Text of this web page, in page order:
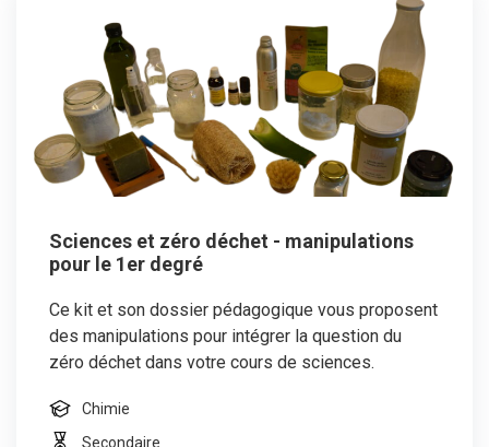
Sciences et zéro déchet - manipulations
pour le 1er degré
Ce kit et son dossier pédagogique vous proposent
des manipulations pour intégrer la question du
zéro déchet dans votre cours de sciences.
Chimie
Secondaire